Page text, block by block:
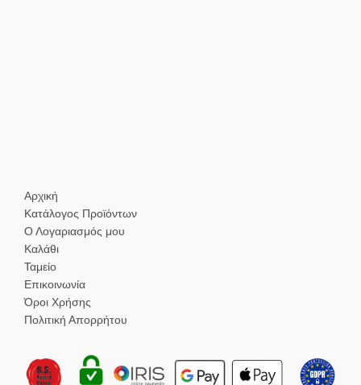
Αρχική
Κατάλογος Προϊόντων
Ο Λογαριασμός μου
Καλάθι
Ταμείο
Επικοινωνία
Όροι Χρήσης
Πολιτική Απορρήτου